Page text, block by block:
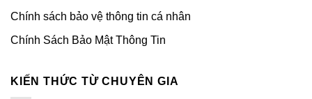
Chính sách bảo vệ thông tin cá nhân
Chính Sách Bảo Mật Thông Tin
KIẾN THỨC TỪ CHUYÊN GIA